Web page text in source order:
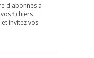
d'abonnés à
fichiers
invitez vos